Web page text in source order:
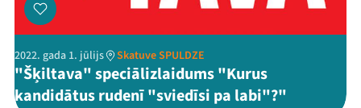
Jaunumi
Ziedo
Veikals
2022. gada 1. jūlijs Skatuve SPULDZE
"Šķiltava" speciālizlaidums "Kurus
kandidātus rudenī "sviedīsi pa labi"?"